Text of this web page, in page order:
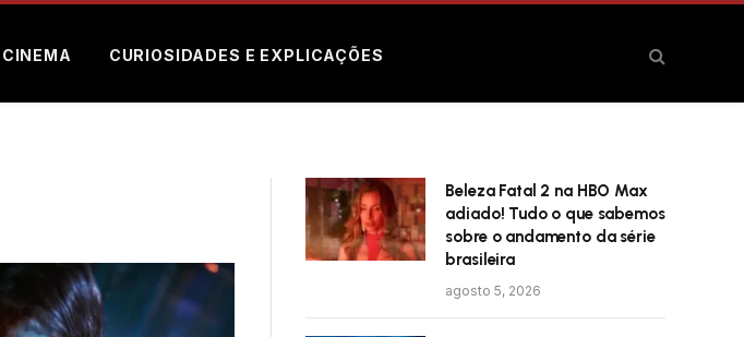
CINEMA CURIOSIDADES E EXPLICAÇÕES
Beleza Fatal 2 na HBO Max
adiado! Tudo o que sabemos
sobre o andamento da série
brasileira
agosto 5, 2026